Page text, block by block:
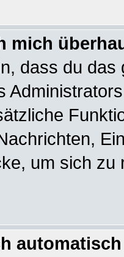
mich
dass du
um sich